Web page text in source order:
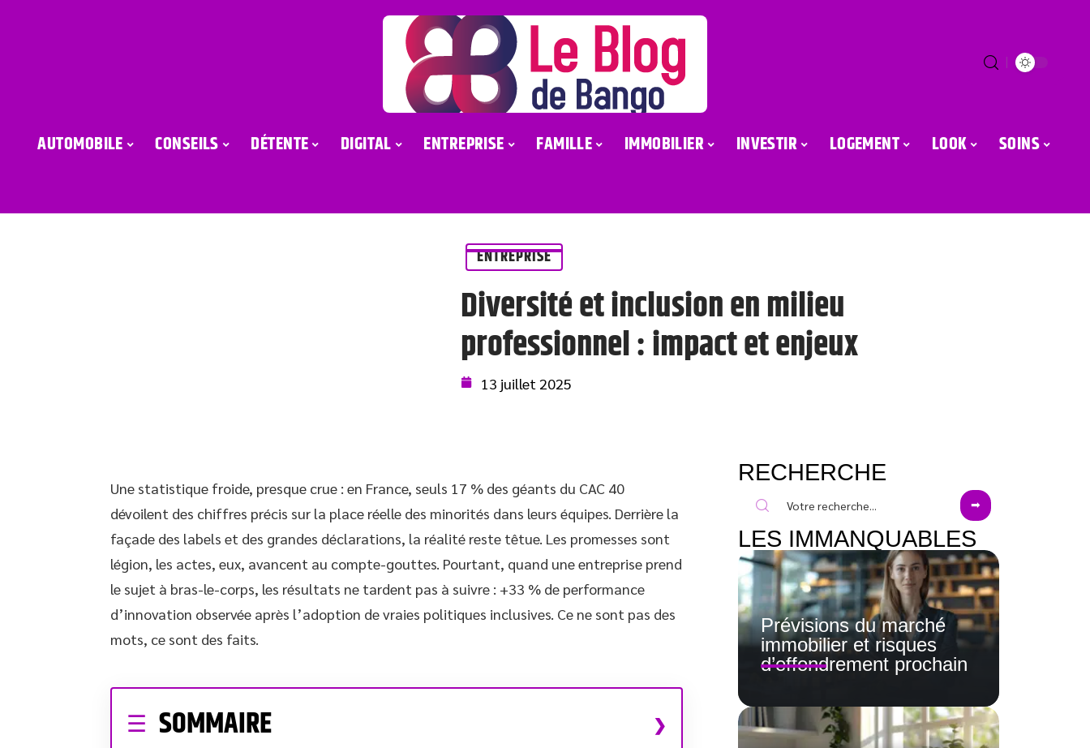
AUTOMOBILE CONSEILS DÉTENTE DIGITAL ENTREPRISE FAMILLE IMMOBILIER INVESTIR LOGEMENT LOOK SOINS
ENTREPRISE
Diversité et inclusion en milieu
professionnel : impact et enjeux
13 juillet 2025
Une statistique froide, presque crue : en France, seuls 17 % des géants du CAC 40
dévoilent des chiffres précis sur la place réelle des minorités dans leurs équipes. Derrière la
façade des labels et des grandes déclarations, la réalité reste têtue. Les promesses sont
légion, les actes, eux, avancent au compte-gouttes. Pourtant, quand une entreprise prend
le sujet à bras-le-corps, les résultats ne tardent pas à suivre : +33 % de performance
d’innovation observée après l’adoption de vraies politiques inclusives. Ce ne sont pas des
mots, ce sont des faits.
SOMMAIRE
RECHERCHE
LES IMMANQUABLES
Prévisions du marché
immobilier et risques
d’effondrement prochain